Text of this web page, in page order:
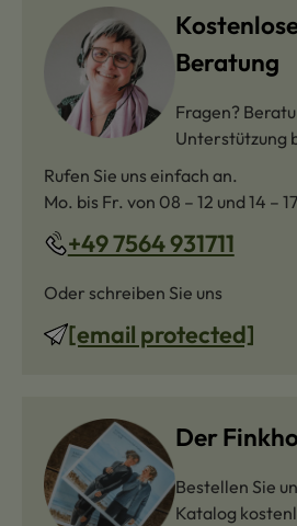
Beratung
Fragen?
Unterstützung
Rufen Sie uns einfach an.
Mo. bis Fr. von 08 – 12 und 14 –
+49 7564 931711
Oder schreiben Sie uns
[email protected]
Der
Bestellen Sie
Katalog